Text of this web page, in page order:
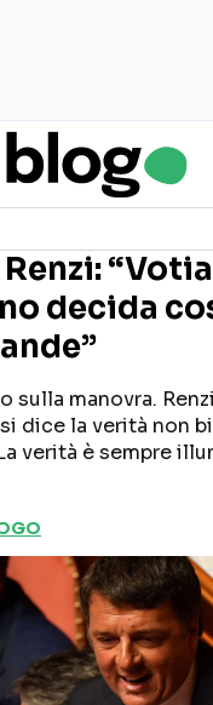
Seguici sui social
decida
sulla manovra.
dice la verità non
verità è sempre